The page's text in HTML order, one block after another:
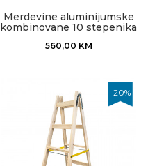
Merdevine aluminijumske
kombinovane 10 stepenika
560,00 KM
20%